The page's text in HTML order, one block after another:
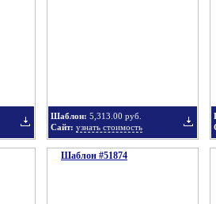
Шаблон: 5,313.00 руб.
Сайт: узнать стоимость
Шаблон #51874